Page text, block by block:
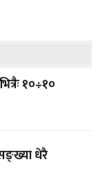
१०÷१०
धेरै